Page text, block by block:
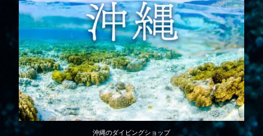
沖縄のダイビングショップ